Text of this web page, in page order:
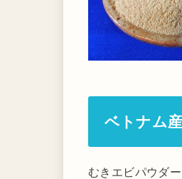
ベトナム
むきエビパウダ